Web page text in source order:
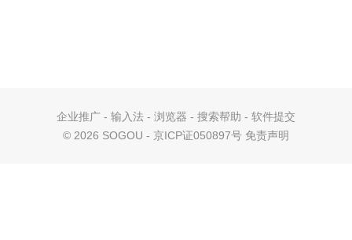
企业推广 - 输入法 - 浏览器 - 搜索帮助 - 软件提交
© 2026 SOGOU - 京ICP证050897号 免责声明